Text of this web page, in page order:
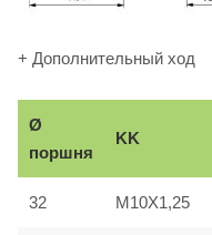
+ Дополнительный ход
Ø
поршня
KK
32 M10X1,25